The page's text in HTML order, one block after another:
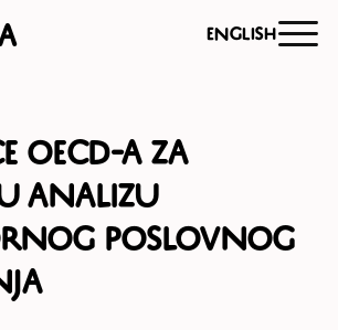
English
OECD-a za
analizu
poslovnog